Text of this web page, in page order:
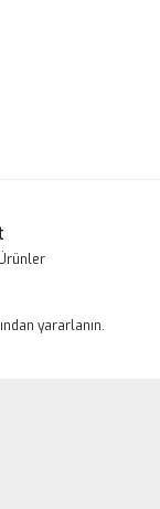
yararlanın.